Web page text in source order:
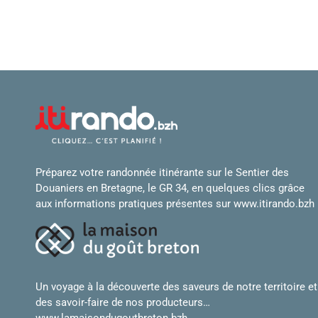
Préparez votre randonnée itinérante sur le Sentier des
Douaniers en Bretagne, le GR 34, en quelques clics grâce
aux informations pratiques présentes sur www.itirando.bzh
Un voyage à la découverte des saveurs de notre territoire et
des savoir-faire de nos producteurs…